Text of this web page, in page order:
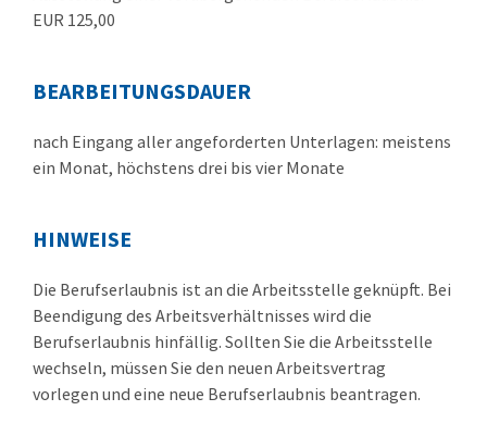
EUR 125,00
BEARBEITUNGSDAUER
nach Eingang aller angeforderten Unterlagen: meistens
ein Monat, höchstens drei bis vier Monate
HINWEISE
Die Berufserlaubnis ist an die Arbeitsstelle geknüpft. Bei
Beendigung des Arbeitsverhältnisses wird die
Berufserlaubnis hinfällig. Sollten Sie die Arbeitsstelle
wechseln, müssen Sie den neuen Arbeitsvertrag
vorlegen und eine neue Berufserlaubnis beantragen.